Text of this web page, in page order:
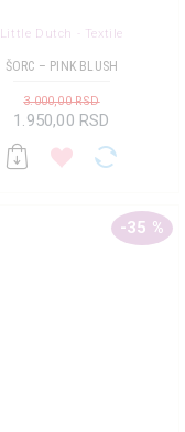
Little Dutch - Textile
ŠORC – PINK BLUSH
1.950,00 RSD
3.000,00 RSD
-35 %